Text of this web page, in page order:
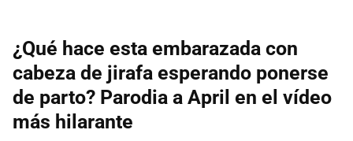
¿Qué hace esta embarazada con
cabeza de jirafa esperando ponerse
de parto? Parodia a April en el vídeo
más hilarante